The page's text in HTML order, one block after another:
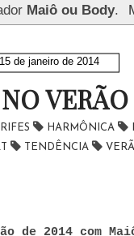
Maiô ou Body.
15 de janeiro de 2014
VERÃO
HARMÔNICA
TENDÊNCIA
2014 com